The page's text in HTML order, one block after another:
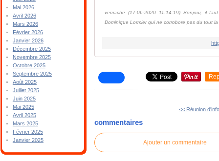
Mai 2026
Avril 2026
Mars 2026
Février 2026
Janvier 2026
Décembre 2025
Novembre 2025
Octobre 2025
Septembre 2025
Août 2025
Juillet 2025
Juin 2025
Mai 2025
Avril 2025
Mars 2025
Février 2025
Janvier 2025
vemache (17-06-2020 11:14:19) Bonjour, il
Dominique Lormier qui ne corrobore pas du tout
<< Réunion
commentaires
Ajouter un commentaire